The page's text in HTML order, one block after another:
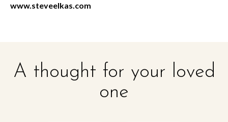
www.steveelkas.com
A thought for your loved
one